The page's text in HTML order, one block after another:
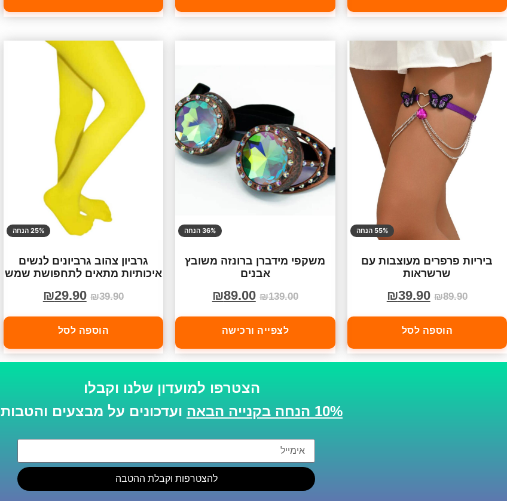
55% הנחה
ביריות פרפרים מעוצבות עם
שרשראות
₪89.90
₪39.90
הוספה לסל
36% הנחה
משקפי מידברן ברונזה משובץ
אבנים
₪139.00
₪89.00
לצפייה ורכישה
25% הנחה
גרביון צהוב גרביונים לנשים
איכותיות מתאים לתחפושת שמש
₪39.90
₪29.90
הוספה לסל
הצטרפו למועדון שלנו וקבלו
10% הנחה בקנייה הבאה
ועדכונים על מבצעים והטבות
להצטרפות וקבלת ההטבה